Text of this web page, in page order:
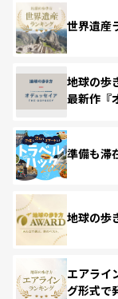
世界遺産
地球の歩
最新作『
準備も滞
地球の歩
エアライ
グ形式で